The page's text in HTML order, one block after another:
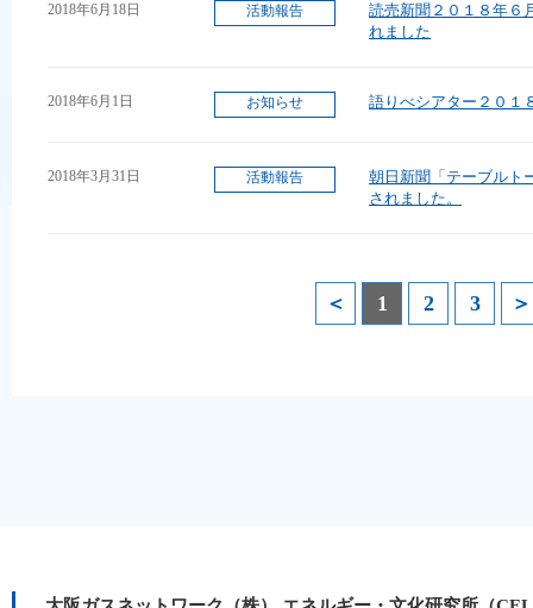
2018年6月18日 活動報告
読売新聞２０１８年６
れました
2018年6月1日 お知らせ 語りべシアター２０１
2018年3月31日 活動報告
朝日新聞「テーブルト
されました。
＜ 1 2 3 ＞